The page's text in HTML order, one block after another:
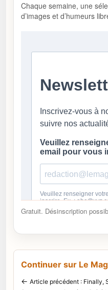
Chaque semaine, une
d’images et d’humeurs
Gratuit. Désinscription
Continuer sur Le
← Article précédent : Finally,